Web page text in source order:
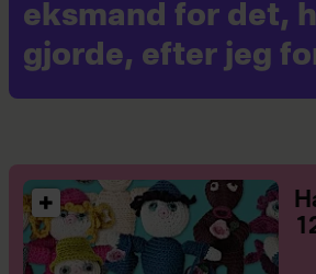
eksmand for det,
gjorde, efter jeg